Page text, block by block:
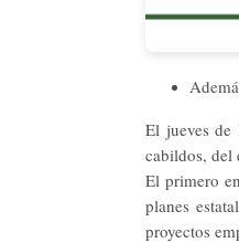
El jueves de
cabildos, del
El primero
planes
proyectos